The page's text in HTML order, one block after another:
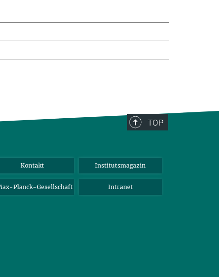
TOP
Kontakt Institutsmagazin
Planck-Gesellschaft Intranet